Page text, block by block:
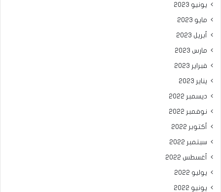
يونيو 2023
مايو 2023
أبريل 2023
مارس 2023
فبراير 2023
يناير 2023
ديسمبر 2022
نوفمبر 2022
أكتوبر 2022
سبتمبر 2022
أغسطس 2022
يوليو 2022
يونيو 2022